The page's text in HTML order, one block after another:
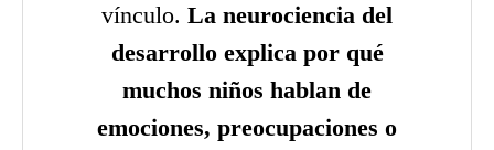
vínculo. La neurociencia del
desarrollo explica por qué
muchos niños hablan de
emociones, preocupaciones o